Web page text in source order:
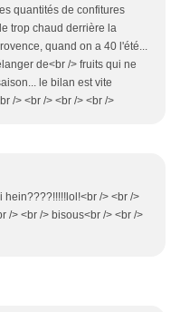
quantités de confitures
trop chaud derrière la
quand on a 40 l'été...
de<br /> fruits qui ne
le bilan est vite
/> <br /> <br /> <br />
hein????!!!!!lol!<br /> <br />
/> <br /> bisous<br /> <br />